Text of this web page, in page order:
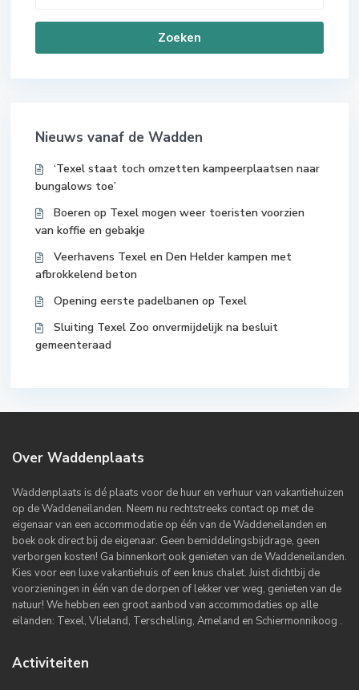
Zoeken
Nieuws vanaf de Wadden
‘Texel staat toch omzetten kampeerplaatsen naar
bungalows toe’
Boeren op Texel mogen weer toeristen voorzien
van koffie en gebakje
Veerhavens Texel en Den Helder kampen met
afbrokkelend beton
Opening eerste padelbanen op Texel
Sluiting Texel Zoo onvermijdelijk na besluit
gemeenteraad
Over Waddenplaats
Waddenplaats is dé plaats voor de huur en verhuur van vakantiehuizen
op de Waddeneilanden. Neem nu rechtstreeks contact op met de
eigenaar van een accommodatie op één van de Waddeneilanden en
boek ook direct bij de eigenaar. Geen bemiddelingsbijdrage, geen
verborgen kosten! Ga binnenkort ook genieten van de Waddeneilanden.
Kies voor een luxe vakantiehuis of een knus chalet. Juist dichtbij de
voorzieningen in één van de dorpen of lekker ver weg, genieten van de
natuur! We hebben een groot aanbod van accommodaties op alle
eilanden: Texel, Vlieland, Terschelling, Ameland en Schiermonnikoog .
Activiteiten